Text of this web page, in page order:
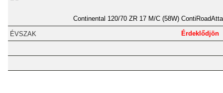
Continental 120/70 ZR 17 M/C (58W)
Érdeklődjön